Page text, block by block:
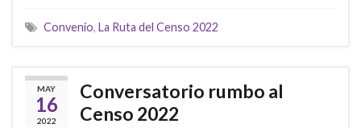
Convenio, La Ruta del Censo 2022
MAY
16
2022
Conversatorio rumbo al
Censo 2022